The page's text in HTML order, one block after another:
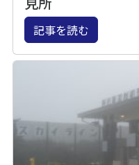
記事を読む